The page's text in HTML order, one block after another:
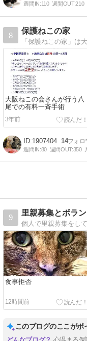
週間IN:110 週間OUT:210
8
保護ねこの家
大阪ねこの会さんが行う八
尾での有料一斉手術
3年前
1907404 14
週間IN:80 週間OUT:350
9
里親募集とボラ
食事拒否
12時間前
このブログのここがポ